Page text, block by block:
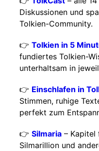
Diskussionen und
Tolkien-Community.
👉 Tolkien in 5
fundiertes Tolkien-
unterhaltsam in
👉 Einschlafen in
Stimmen, ruhige
perfekt zum
👉 Silmaria – Kapitel
Silmarillion und